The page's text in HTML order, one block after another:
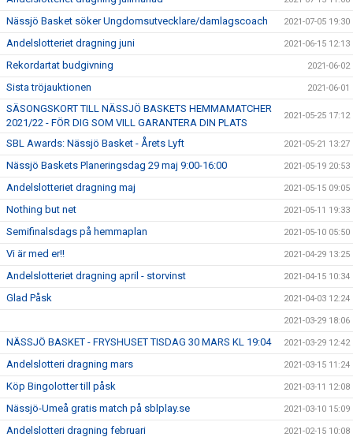
Nässjö Basket söker Ungdomsutvecklare/damlagscoach 2021-07-05 19:30
Andelslotteriet dragning juni 2021-06-15 12:13
Rekordartat budgivning 2021-06-02
Sista tröjauktionen 2021-06-01
SÄSONGSKORT TILL NÄSSJÖ BASKETS HEMMAMATCHER
2021/22 - FÖR DIG SOM VILL GARANTERA DIN PLATS
2021-05-25 17:12
SBL Awards: Nässjö Basket - Årets Lyft 2021-05-21 13:27
Nässjö Baskets Planeringsdag 29 maj 9:00-16:00 2021-05-19 20:53
Andelslotteriet dragning maj 2021-05-15 09:05
Nothing but net 2021-05-11 19:33
Semifinalsdags på hemmaplan 2021-05-10 05:50
Vi är med er!! 2021-04-29 13:25
Andelslotteriet dragning april - storvinst 2021-04-15 10:34
Glad Påsk 2021-04-03 12:24
2021-03-29 18:06
NÄSSJÖ BASKET - FRYSHUSET TISDAG 30 MARS KL 19:04 2021-03-29 12:42
Andelslotteri dragning mars 2021-03-15 11:24
Köp Bingolotter till påsk 2021-03-11 12:08
Nässjö-Umeå gratis match på sblplay.se 2021-03-10 15:09
Andelslotteri dragning februari 2021-02-15 10:08